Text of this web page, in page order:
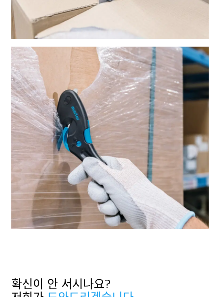
확신이 안 서시나요?